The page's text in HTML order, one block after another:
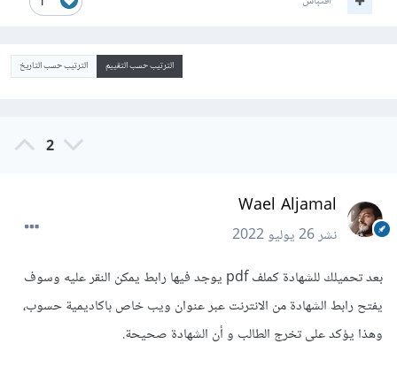
الترتيب حسب التقييم الترتيب حسب التاريخ
2
Wael Aljamal
نشر26 يوليو 2022
بعد تحميلك للشهادة كملف pdf يوجد فيها رابط يمكن النقر عليه وسوف
يفتح رابط الشهادة من الانترنت عبر عنوان ويب خاص باكاديمية حسوب،
وهذا يؤكد على تخرج الطالب و أن الشهادة صحيحة.